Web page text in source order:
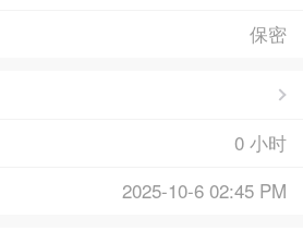
保密
0 小时
2025-10-6 02:45 PM